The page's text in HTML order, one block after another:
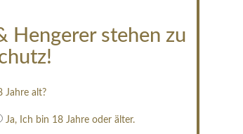
Hengerer stehen zu
Jahre alt?
Ja, Ich bin 18 Jahre oder älter.